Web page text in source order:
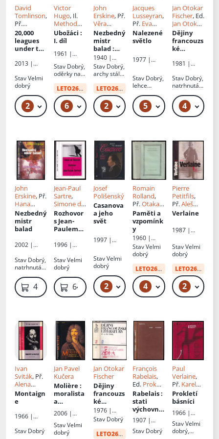
David
Tomlinson,
Př.
Drahomíra
Michnová
20,000
leagues
under the
000 mil
mořem
2013 |
StavVelmi
dobrý
2 59 Kč – 69 Kč
Victor
Hugo, Il.
Method
Kaláb,
Karel
Viktor Dyk
Ubožáci:
I. díl
1961 |
nakladatels
tví dětské
knihy
Stav Dobrý,
oděrky na
obálce
LETO26od: 12 Kč
6 49 Kč – 149 Kč
John
Erskine, Př.
Věra
Dědinová-
Pešáková
Nezbedný
mistr
balad:
román
1940 |
Karel
Voleský
Stav Dobrý,
archy stále
nerozřezan
LETO26od: 34 Kč
2 49 Kč
Jacques
Lusseyran,
Př. Eva
Kotulová
Nalezené
světlo
1977 |
Stav Dobrý,
lehce
špinavá
obálka
5 159 Kč – 229 Kč
Jan Otokar
Fischer, Ed.
Jan Otokar
Fischer
Dějiny
francouzs
ké
19. a 20.
1981 |
Stav Dobrý,
natrhnutá
obálka
4
John
Erskine, Př.
Hana
Žantovská
Nezbedný
mistr
balad
2002 |
Stav Dobrý,
natrhnutá
49 Kč
Jean-Paul
Sartre,
Simone de
Beauvoir,
Př.Alena
Dvořáčkov
Rozhovor
s Jean-
Paulem
1996 |
StavVelmi
dobrý
649 Kč
Josef
Polišenský
Casanova
a jeho
svět
1997 |
StavVelmi
dobrý
2 49 Kč
Romain
Rolland,
Př.Otakar
Novák
Paměti a
vzpomínk
y
1960 |
Státní
nakladatels
tví krásné
literatury,
hudby a
umění
StavVelmi
dobrý
LETO26od: 34 Kč
4 49 Kč – 59 Kč
Pierre
Petitfils,
Př.Aleš
Pohorský
Verlaine
1987 |
nský
spisovatel
StavVelmi
dobrý
LETO26od:
2 49 Kč
Ivan
Sviták, Př.
Alena
Šabatková
Montaign
e
1966 |
Stav Dobrý
Jan Pavel
Kučera
Molière:
moralista
a
posměváč
ek
2006 |
StavVelmi
dobrý
Jan Otokar
Fischer
Dějiny
francouzs
ké
literatury
19. a 20.
: 1870-
1930 - 2
1976 |
Academia
Stav Dobrý
LETO26od: 34 Kč
François
Rabelais,
Ed. Prokop
Miroslav
Haškovec
Rabelais:
stati
výchovné
z jeho díla
vybral,
přeložil a
1907 |
Dědictví
Komenskéh
Stav Dobrý
Paul
Verlaine,
Př. Karel
Čapek,
Vítězslav
Bohuslav
Reynek,
Jindřich
Prokletí
básníci
1966 |
Českoslove
nský
spisovatel
StavVelmi
dobrý,